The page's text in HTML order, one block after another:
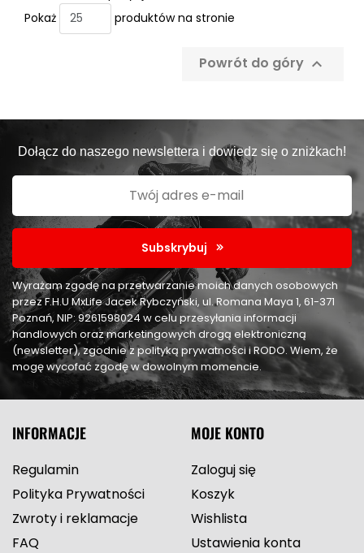
Pokaż
produktów na stronie
Powrót do góry 
Dołącz do naszego newslettera i dowiedz się o zniżkach!
Subskrybuj
Wyrażam zgodę na przetwarzanie moich danych osobowych
przez F.H.U MxLife Jacek Rybczyński, ul. Romana Maya 1, 61-371
Poznań, NIP: 9261598024 w celu przesyłania informacji
handlowych oraz marketingowych drogą elektroniczną
(newsletter), zgodnie z polityką prywatności i RODO. Wiem, że
mogę wycofać zgodę w dowolnym momencie.
INFORMACJE
Regulamin
Polityka Prywatności
Zwroty i reklamacje
FAQ
MOJE KONTO
Zaloguj się
Koszyk
Wishlista
Ustawienia konta